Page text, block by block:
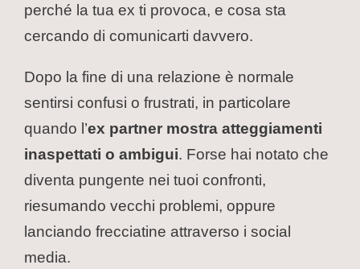
perché la tua ex ti provoca, e cosa sta
cercando di comunicarti davvero.
Dopo la fine di una relazione è normale
sentirsi confusi o frustrati, in particolare
quando l’ex partner mostra atteggiamenti
inaspettati o ambigui. Forse hai notato che
diventa pungente nei tuoi confronti,
riesumando vecchi problemi, oppure
lanciando frecciatine attraverso i social
media.